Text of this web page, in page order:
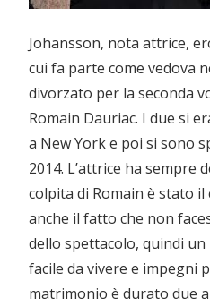
Johansson, nota attrice,
cui fa parte come vedova
divorzato per la seconda
Romain Dauriac. I due si
a New York e poi si sono
2014. L’attrice ha sempre
colpita di Romain è stato il
anche il fatto che non
dello spettacolo, quindi
facile da vivere e impegni
matrimonio è durato due